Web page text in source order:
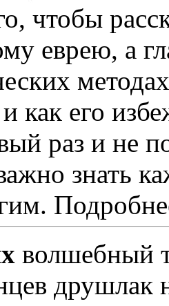
чтобы
еврею, а
и как его
раз и не
знать
волшебный
друшлак